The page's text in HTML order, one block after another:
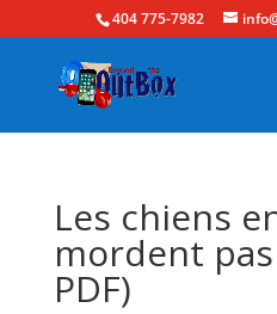
404 775-7982
Les chiens
mordent pas
PDF)